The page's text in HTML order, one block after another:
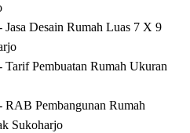
Desain Rumah Luas 7 X 9
Pembuatan Rumah Ukuran
RAB Pembangunan Rumah
Sukoharjo